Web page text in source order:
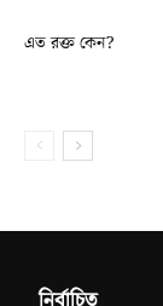
এত রক্ত কেন?